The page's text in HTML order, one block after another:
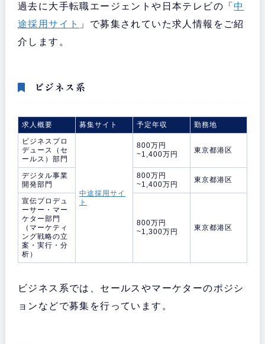
過去に大手転職エージェントや日本テレビの「中
途採用サイト 」で募集されていた求人情報をご紹
介します。
ビジネス系
求人概要 募集サイト 予定年収
勤務地
ビジネスプロ
デュース（セ
ールス）部門
中途採用サイ
ト
800万円
~1,400万円
東京都港区
デジタル事業
開発部門
800万円
~1,400万円
東京都港区
宣伝プロデュ
ーサー・マー
ケター部門
（マーケティ
ング戦略の立
案・実行・分
析）
800万円
~1,300万円
東京都港区
ビジネス系では、セールスやマーケターのポジシ
ョンなどで募集を行っています。